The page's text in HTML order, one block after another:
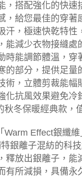
，搭配強化的快速
給您最佳的穿著
汗，極速快乾特性
能減少衣物接縫處
時能調節體溫，穿
的部分，提供足量
，立體剪裁能幅
化抗風效果避免冷
秋冬保暖經典款，
Effect銀纖
銀離子混紡的科技
釋放出銀離子，能
有所減損，具備永